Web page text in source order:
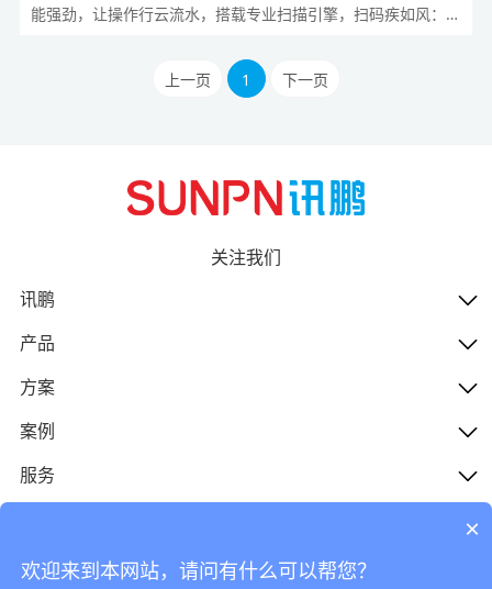
能强劲，让操作行云流水，搭载专业扫描引擎，扫码疾如风：支
力于更好地满足、生产制造、公共事业、零售门店、物流快递等
应用，助力企业高效数据采集。
上一页 1 下一页
关注我们
讯鹏
产品
方案
案例
服务
×
欢迎来到本网站，请问有什么可以帮您？